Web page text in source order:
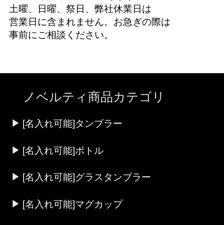
土曜、日曜、祭日、弊社休業日は
営業日に含まれません。お急ぎの際は
事前にご相談ください。
ノベルティ商品カテゴリ
[名入れ可能]タンブラー
[名入れ可能]ボトル
[名入れ可能]グラスタンブラー
[名入れ可能]マグカップ